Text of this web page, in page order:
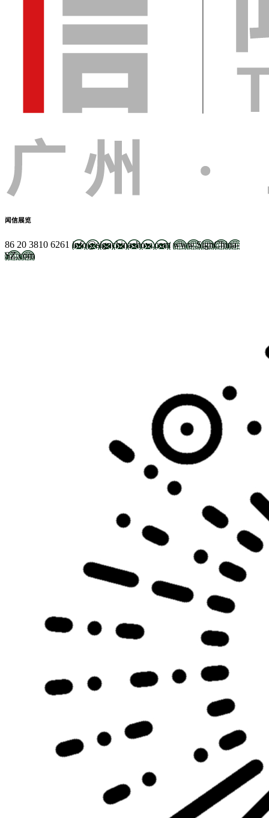
闻信展览
86 20 3810 6261 info@signchinashow.com www.SignChina-
SZ.com